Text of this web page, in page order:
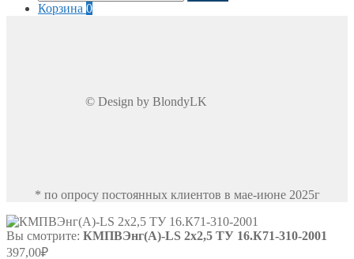
Корзина 0
© Design by BlondyLK
* по опросу постоянных клиентов в мае-июне 2025г
Вы смотрите: КМПВЭнг(А)-LS 2х2,5 ТУ 16.К71-310-2001
397,00₽